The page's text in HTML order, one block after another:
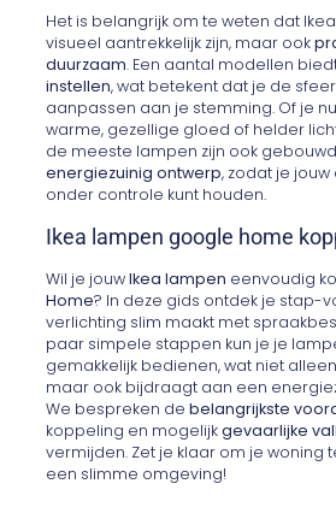
Het is belangrijk om te weten dat
visueel aantrekkelijk zijn, maar ook
duurzaam. Een aantal modellen
instellen, wat betekent dat je de
aanpassen aan je stemming. Of je
warme, gezellige gloed of helder
de meeste lampen zijn ook
energiezuinig ontwerp, zodat je
onder controle kunt houden.
Ikea lampen google home
Wil je jouwIkea lampen eenvoudig
Home? In deze gids ontdek je stap-
verlichting slim maakt met
paar simpele stappen kun je je
gemakkelijk bedienen, wat niet
maar ook bijdraagt aan een
We bespreken debelangrijkste
koppeling en mogelijkgevaarlijke
vermijden. Zet je klaar om je woning
een slimme omgeving!